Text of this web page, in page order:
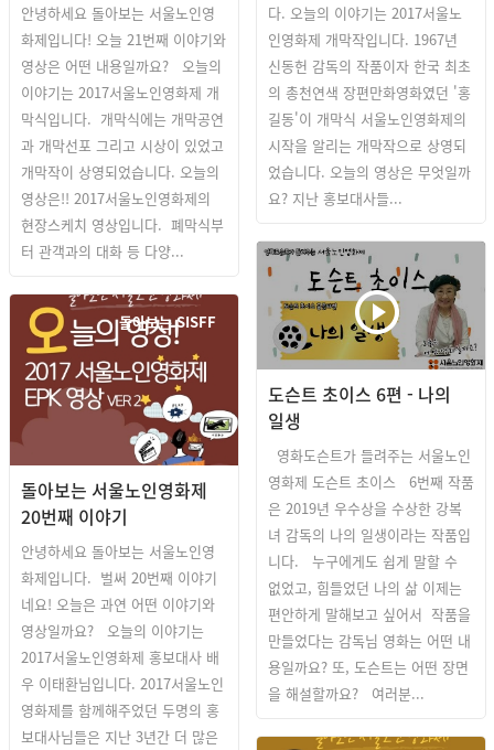
다. 오늘의 이야기는 2017서울노
인영화제 개막작입니다. 1967년
신동헌 감독의 작품이자 한국 최초
의 총천연색 장편만화영화였던 '홍
길동'이 개막식 서울노인영화제의
시작을 알리는 개막작으로 상영되
었습니다. 오늘의 영상은 무엇일까
요? 지난 홍보대사들...
안녕하세요 돌아보는 서울노인영
화제입니다! 오늘 21번째 이야기와
영상은 어떤 내용일까요? 오늘의
이야기는 2017서울노인영화제 개
막식입니다. 개막식에는 개막공연
과 개막선포 그리고 시상이 있었고
개막작이 상영되었습니다. 오늘의
영상은!! 2017서울노인영화제의
현장스케치 영상입니다. 폐막식부
터 관객과의 대화 등 다양...
도슨트 초이스 6편 - 나의
일생
영화도슨트가 들려주는 서울노인
영화제 도슨트 초이스 6번째 작품
은 2019년 우수상을 수상한 강복
녀 감독의 나의 일생이라는 작품입
니다. 누구에게도 쉽게 말할 수
없었고, 힘들었던 나의 삶 이제는
편안하게 말해보고 싶어서 작품을
만들었다는 감독님 영화는 어떤 내
용일까요? 또, 도슨트는 어떤 장면
을 해설할까요? 여러분...
돌아보는 SISFF
돌아보는 서울노인영화제
20번째 이야기
안녕하세요 돌아보는 서울노인영
화제입니다. 벌써 20번째 이야기
네요! 오늘은 과연 어떤 이야기와
영상일까요? 오늘의 이야기는
2017서울노인영화제 홍보대사 배
우 이태환님입니다. 2017서울노인
영화제를 함께해주었던 두명의 홍
보대사님들은 지난 3년간 더 많은